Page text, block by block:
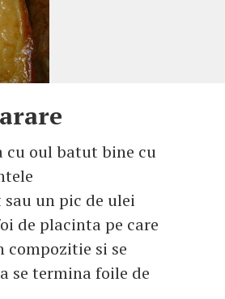
cu oul batut bine cu
un pic de ulei
de placinta pe care
compozitie si se
se termina foile de